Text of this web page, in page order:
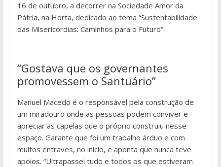
16 de outubro, a decorrer na Sociedade Amor da
Pátria, na Horta, dedicado ao tema “Sustentabilidade
das Misericórdias: Caminhos para o Futuro”.
“Gostava que os governantes
promovessem o Santuário”
Manuel Macedo é o responsável pela construção de
um miradouro onde as pessoas podem conviver e
apreciar as capelas que o próprio construiu nesse
espaço. Garante que foi um trabalho árduo e com
muitos entraves, no início, e aponta que nunca teve
apoios. “Ultrapassei tudo e todos os que estiveram